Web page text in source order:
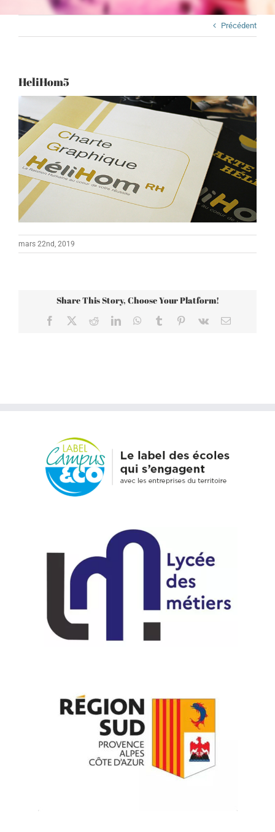
Précédent
HeliHom5
mars 22nd, 2019
Share This Story, Choose Your Platform!
Facebook RedditLinkedInWhatsApp
Tumblr Pinterest
Vk Email